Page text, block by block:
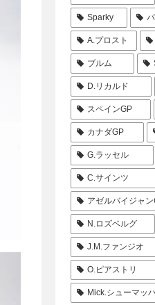
Sparky
A.プロスト
ブルム
D.リカルド
スペインGP
カナダGP
G.ラッセル
C.サインツ
アゼルバイジャン
N.ロズベルグ
J.M.ファンジオ
O.ピアストリ
Mick.シューマッ